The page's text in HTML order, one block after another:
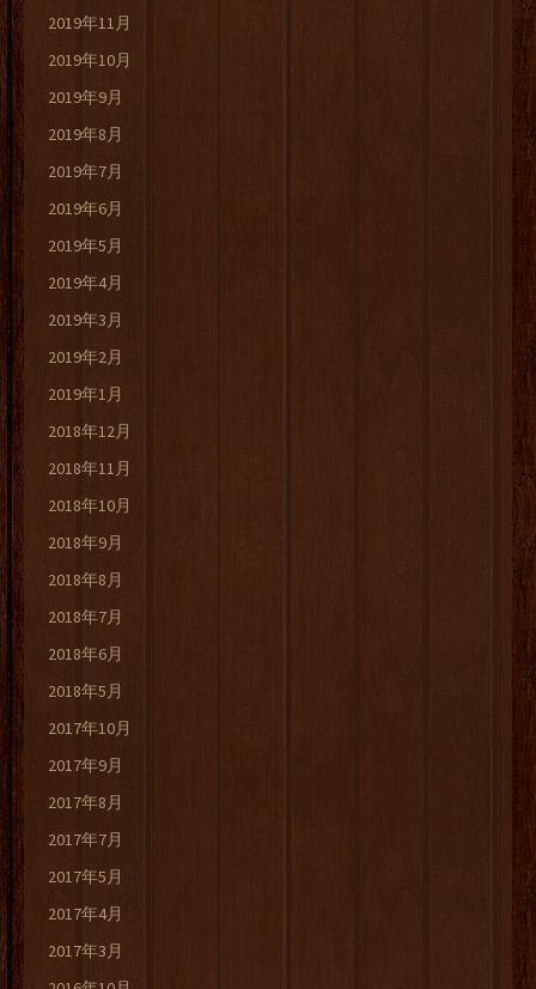
2019年11月
2019年10月
2019年9月
2019年8月
2019年7月
2019年6月
2019年5月
2019年4月
2019年3月
2019年2月
2019年1月
2018年12月
2018年11月
2018年10月
2018年9月
2018年8月
2018年7月
2018年6月
2018年5月
2017年10月
2017年9月
2017年8月
2017年7月
2017年5月
2017年4月
2017年3月